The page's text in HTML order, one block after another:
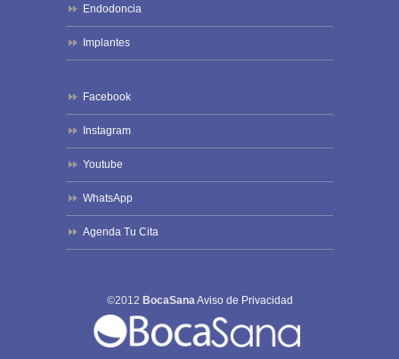
Endodoncia
Implantes
Facebook
Instagram
Youtube
WhatsApp
Agenda Tu Cita
©2012 BocaSanaAviso de Privacidad